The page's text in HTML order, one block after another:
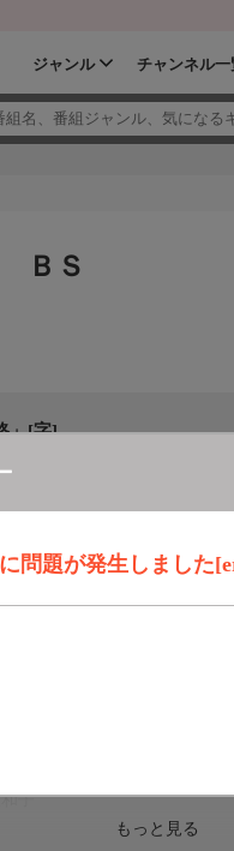
ジャンル チャンネル一
問題が発生しました
ＢＳ
」[字]
カレンダー登録
もっと見る
らしい理想郷”と愛されて
、そこに暮らす人々の生活
よく響く。新緑鮮やかな季
ォニーを味わいつくす奈良
子